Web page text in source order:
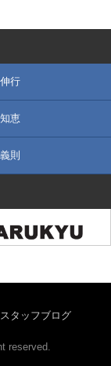
行
恵
則
スタッフブログ
reserved.